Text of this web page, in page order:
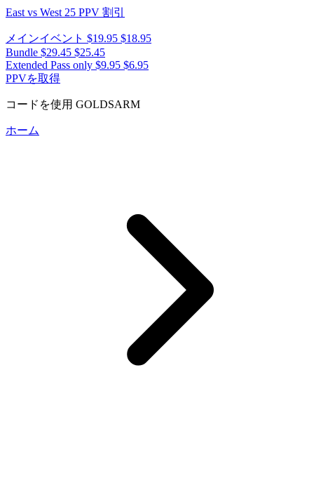
East vs West 25 PPV 割引
メインイベント $19.95 $18.95
Bundle $29.45 $25.45
Extended Pass only $9.95 $6.95
PPVを取得
コードを使用 GOLDSARM
ホーム